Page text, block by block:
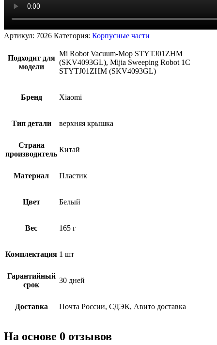
Артикул: 7026 Категория: Корпусные части
Подходит для
модели
Mi Robot Vacuum-Mop STYTJ01ZHM
(SKV4093GL), Mijia Sweeping Robot 1C
STYTJ01ZHM (SKV4093GL)
Бренд Xiaomi
Тип детали верхняя крышка
Страна
производитель
Китай
Материал Пластик
Цвет Белый
Вес 165 г
Комплектация 1 шт
Гарантийный
срок
30 дней
Доставка Почта России, СДЭК, Авито доставка
На основе 0 отзывов